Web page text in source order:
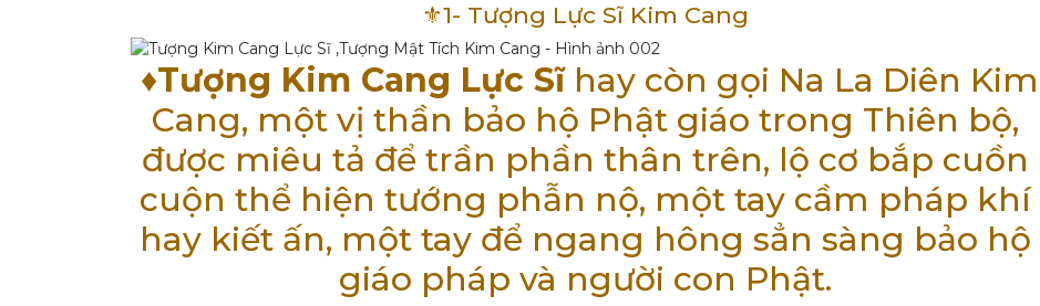
⚜️1- Tượng Lực Sĩ Kim Cang
♦️Tượng Kim Cang Lực Sĩhay còn gọi Na La Diên Kim
Cang, một vị thần bảo hộ Phật giáo trong Thiên bộ,
được miêu tả để trần phần thân trên, lộ cơ bắp cuồn
cuộn thể hiện tướng phẫn nộ, một tay cầm pháp khí
hay kiết ấn, một tay để ngang hông sẳn sàng bảo hộ
giáo pháp và người con Phật.